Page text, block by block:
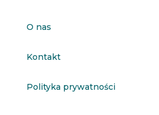
O nas
Kontakt
Polityka prywatności